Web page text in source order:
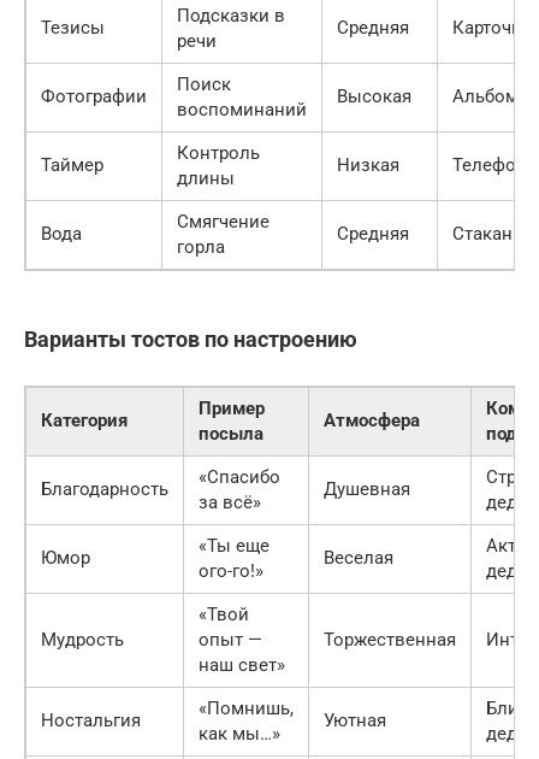
Тезисы
Подсказки в
речи
Средняя Карточка
Фотографии
Поиск
воспоминаний
Высокая Альбом
Таймер
Контроль
длины
Низкая Телефон
Вода
Смягчение
горла
Средняя Стакан
Варианты тостов по настроению
Категория
Пример
посыла
Атмосфера
Кому
Благодарность
«Спасибо
за всё»
Душевная
Юмор
«Ты еще
ого-го!»
Веселая
Мудрость
«Твой
опыт —
наш свет»
Торжественная
Ностальгия
«Помнишь,
как мы…»
Уютная